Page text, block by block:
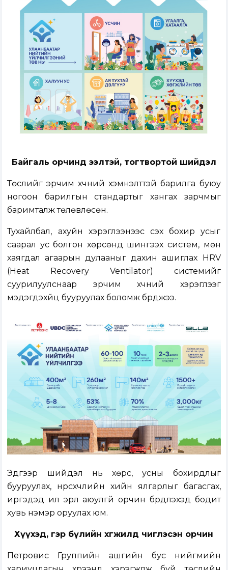
Байгаль орчинд ээлтэй, тогтвортой шийдэл
Төслийг эрчим хүчний хэмнэлттэй барилга буюу
ногоон барилгын стандартыг хангах зарчмыг
баримталж төлөвлөсөн.
Тухайлбал, ахуйн хэрэглээнээс үүсэх бохир усыг
саарал ус болгон хөрсөнд шингээх систем, мөн
хаягдал агаарын дулааныг дахин ашиглах HRV
(Heat Recovery Ventilator) системийг
суурилуулснаар эрчим хүчний хэрэглээг
мэдэгдэхүйц бууруулах боломж бүрджээ.
Эдгээр шийдэл нь хөрс, усны бохирдлыг
бууруулах, нүүрсхүчлийн хийн ялгарлыг багасгах,
иргэдэд илүү эрүүл аюулгүй орчин бүрдүүлэхэд бодит
хувь нэмэр оруулах юм.
Хүүхэд, гэр бүлийн хөгжилд чиглэсэн орчин
Петровис Группийн ашгийн бус нийгмийн